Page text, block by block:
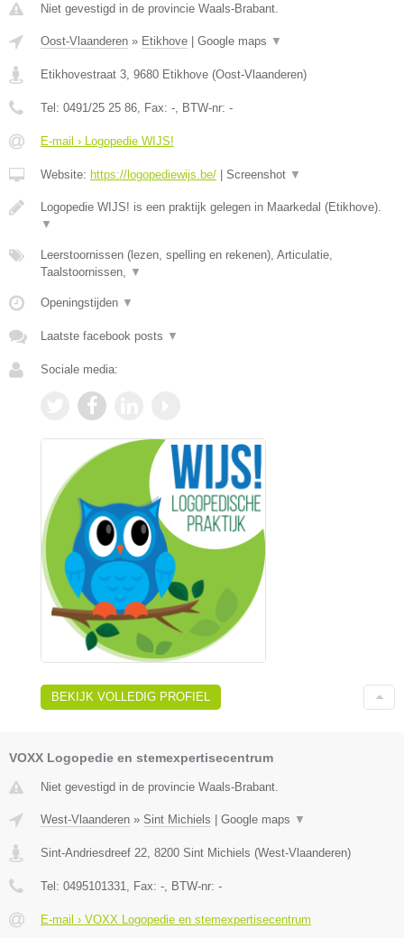
Niet gevestigd in de provincie Waals-Brabant.
Oost-Vlaanderen » Etikhove Google maps ▼
Etikhovestraat 3, 9680 Etikhove (Oost-Vlaanderen)
Tel: 0491/25 25 86, Fax: -, BTW-nr: -
E-mail › Logopedie WIJS!
Website: https://logopediewijs.be/ Screenshot ▼
Logopedie WIJS! is een praktijk gelegen in Maarkedal (Etikhove).
▼
Leerstoornissen (lezen, spelling en rekenen), Articulatie,
Taalstoornissen, ▼
Openingstijden ▼
Laatste facebook posts ▼
Sociale media:
BEKIJK VOLLEDIG PROFIEL
VOXX Logopedie en stemexpertisecentrum
Niet gevestigd in de provincie Waals-Brabant.
West-Vlaanderen » Sint Michiels Google maps ▼
Sint-Andriesdreef 22, 8200 Sint Michiels (West-Vlaanderen)
Tel: 0495101331, Fax: -, BTW-nr: -
E-mail › VOXX Logopedie en stemexpertisecentrum